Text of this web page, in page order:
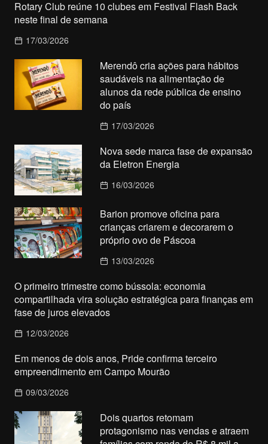
Rotary Club reúne 10 clubes em Festival Flash Back
neste final de semana
17/03/2026
Merendô cria ações para hábitos
saudáveis na alimentação de
alunos da rede pública de ensino
do país
17/03/2026
Nova sede marca fase de expansão
da Eletron Energia
16/03/2026
Barion promove oficina para
crianças criarem e decorarem o
próprio ovo de Páscoa
13/03/2026
O primeiro trimestre como bússola: economia
compartilhada vira solução estratégica para finanças em
fase de juros elevados
12/03/2026
Em menos de dois anos, Pride confirma terceiro
empreendimento em Campo Mourão
09/03/2026
Dois quartos retomam
protagonismo nas vendas e atraem